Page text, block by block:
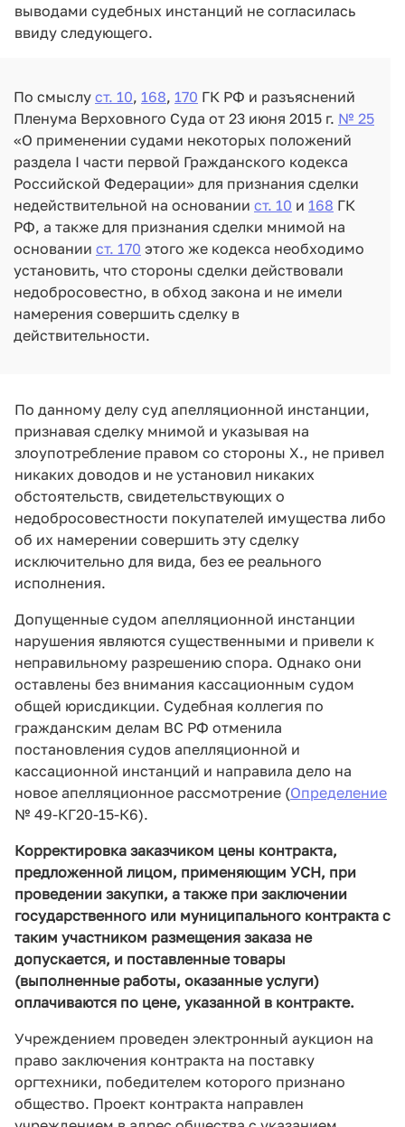
выводами судебных инстанций не согласилась
ввиду следующего.
По смыслу ст. 10, 168, 170 ГК РФ и разъяснений
Пленума Верховного Суда от 23 июня 2015 г. № 25
«О применении судами некоторых положений
раздела I части первой Гражданского кодекса
Российской Федерации» для признания сделки
недействительной на основании ст. 10 и 168 ГК
РФ, а также для признания сделки мнимой на
основании ст. 170 этого же кодекса необходимо
установить, что стороны сделки действовали
недобросовестно, в обход закона и не имели
намерения совершить сделку в
действительности.
По данному делу суд апелляционной инстанции,
признавая сделку мнимой и указывая на
злоупотребление правом со стороны Х., не привел
никаких доводов и не установил никаких
обстоятельств, свидетельствующих о
недобросовестности покупателей имущества либо
об их намерении совершить эту сделку
исключительно для вида, без ее реального
исполнения.
Допущенные судом апелляционной инстанции
нарушения являются существенными и привели к
неправильному разрешению спора. Однако они
оставлены без внимания кассационным судом
общей юрисдикции. Судебная коллегия по
гражданским делам ВС РФ отменила
постановления судов апелляционной и
кассационной инстанций и направила дело на
новое апелляционное рассмотрение (Определение
№ 49-КГ20-15-К6).
Корректировка заказчиком цены контракта,
предложенной лицом, применяющим УСН, при
проведении закупки, а также при заключении
государственного или муниципального контракта с
таким участником размещения заказа не
допускается, и поставленные товары
(выполненные работы, оказанные услуги)
оплачиваются по цене, указанной в контракте.
Учреждением проведен электронный аукцион на
право заключения контракта на поставку
оргтехники, победителем которого признано
общество. Проект контракта направлен